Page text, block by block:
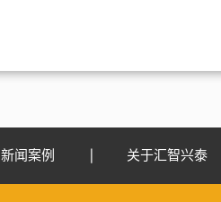
新闻案例 关于汇智兴泰